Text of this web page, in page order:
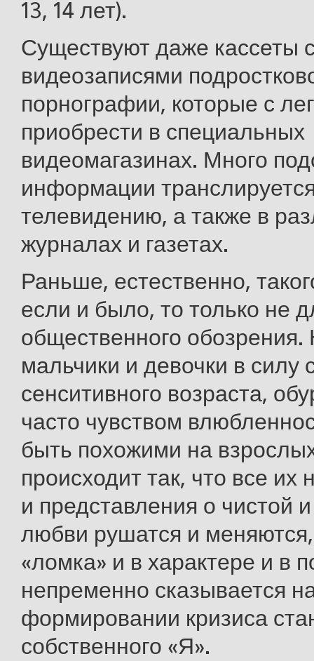
13, 14 лет).
Существуют даже кассеты
видеозаписями
порнографии, которые с
приобрести в специальных
видеомагазинах. Много
информации
телевидению, а также в
журналах и газетах.
Раньше, естественно,
если и было, то только не
общественного
мальчики и девочки в силу
сенситивного возраста,
часто чувством
быть похожими на
происходит так, что все
и представления о чистой
любви рушатся и
«ломка» и в характере и в
непременно сказывается
формировании кризиса
собственного «Я».